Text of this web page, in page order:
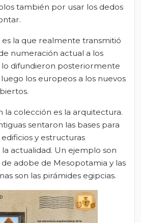
también por usar los dedos
es la que realmente transmitió
numeración actual a los
lo difundieron posteriormente
los europeos a los nuevos
la colección es la arquitectura.
sentaron las bases para
y estructuras
actualidad. Un ejemplo son
adobe de Mesopotamia y las
son las pirámides egipcias.